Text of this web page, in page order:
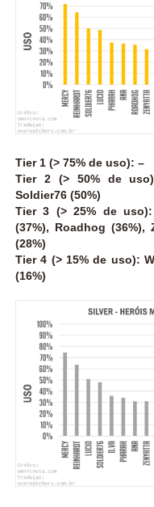
Tier 1 (> 75% de uso): –
Tier 2 (> 50% de
Soldier76 (50%)
Tier 3 (> 25% de uso):
(37%), Roadhog (36%),
(28%)
Tier 4 (> 15% de uso):
(16%)